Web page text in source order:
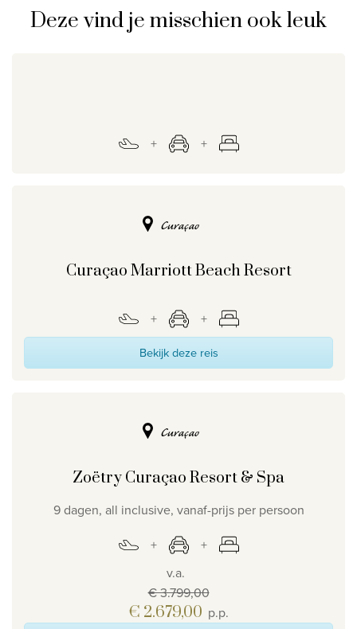
Deze vind je misschien ook leuk
Curaçao
Curaçao Marriott Beach Resort
Bekijk deze reis
Curaçao
Zoëtry Curaçao Resort & Spa
9 dagen, all inclusive, vanaf-prijs per persoon
v.a.
€ 3.799,00
€ 2.679,00 p.p.